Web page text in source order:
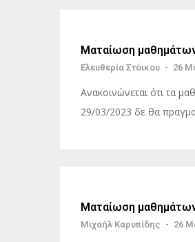
Ματαίωση μαθημάτων
Ελευθερία Στόικου - 26
Ανακοινώνεται ότι τα
29/03/2023 δε θα
Ματαίωση μαθημάτων
Μιχαήλ Καρυπίδης - 26